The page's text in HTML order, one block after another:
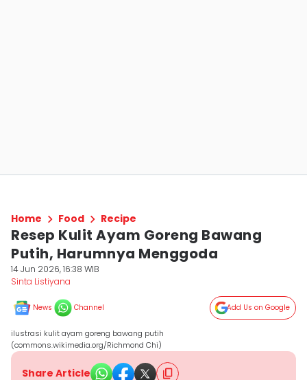
Home Food Recipe
Resep Kulit Ayam Goreng Bawang
Putih, Harumnya Menggoda
14 Jun 2026, 16:38 WIB
Sinta Listiyana
News Channel Add Us on Google
ilustrasi kulit ayam goreng bawang putih
(commons.wikimedia.org/Richmond Chi)
Share Article